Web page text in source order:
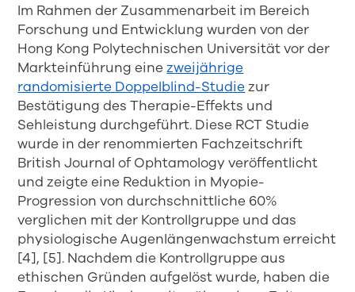
Im Rahmen der Zusammenarbeit im Bereich
Forschung und Entwicklung wurden von der
Hong Kong Polytechnischen Universität vor der
Markteinführung einezweijährige
randomisierte Doppelblind-Studiezur
Bestätigung des Therapie-Effekts und
Sehleistung durchgeführt. Diese RCT Studie
wurde in der renommierten Fachzeitschrift
British Journal of Ophtamology veröffentlicht
und zeigte eine Reduktion in Myopie-
Progression von durchschnittliche 60%
verglichen mit der Kontrollgruppe und das
physiologische Augenlängenwachstum erreicht
[4], [5]. Nachdem die Kontrollgruppe aus
ethischen Gründen aufgelöst wurde, haben die